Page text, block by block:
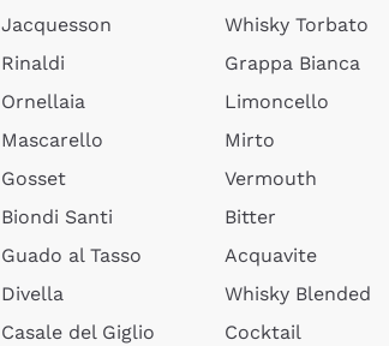
Jacquesson
Rinaldi
Ornellaia
Mascarello
Gosset
Biondi Santi
Guado al Tasso
Divella
Casale del Giglio
Whisky Torbato
Grappa Bianca
Limoncello
Mirto
Vermouth
Bitter
Acquavite
Whisky Blended
Cocktail